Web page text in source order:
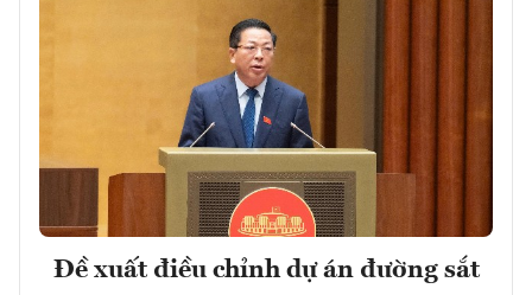
Đề xuất điều chỉnh dự án đường sắt